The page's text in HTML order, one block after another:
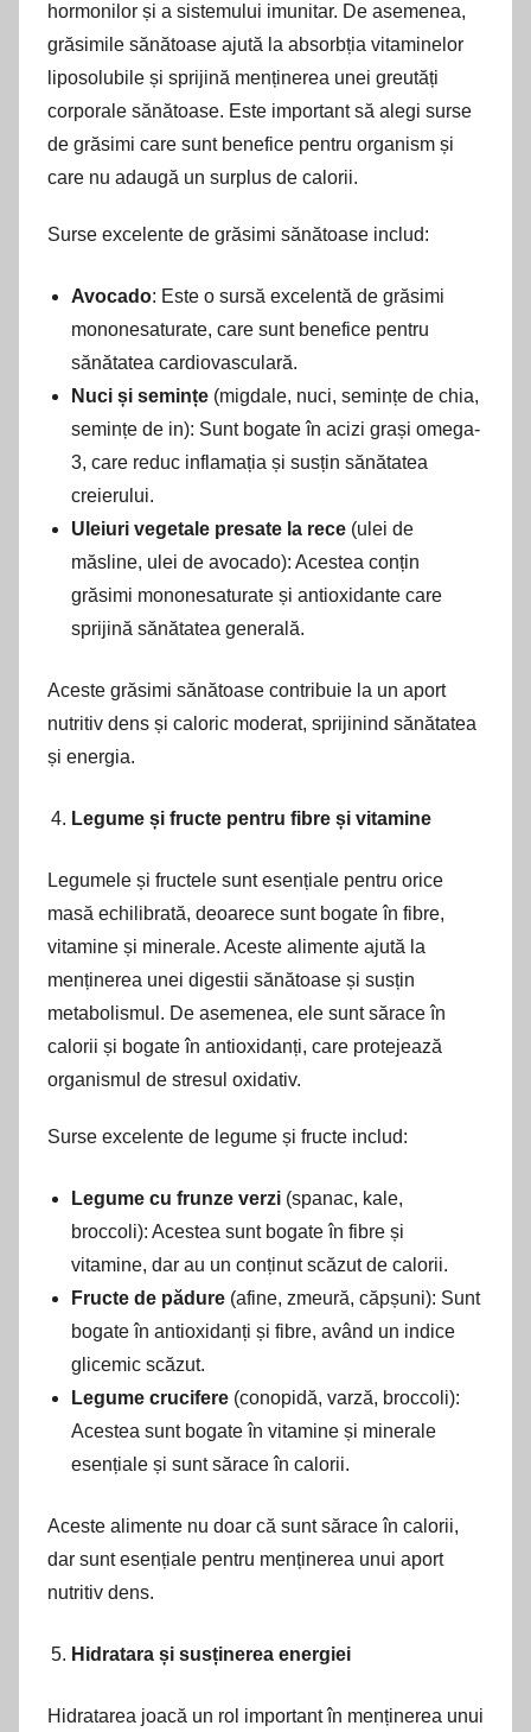
hormonilor și a sistemului imunitar. De asemenea,
grăsimile sănătoase ajută la absorbția vitaminelor
liposolubile și sprijină menținerea unei greutăți
corporale sănătoase. Este important să alegi surse
de grăsimi care sunt benefice pentru organism și
care nu adaugă un surplus de calorii.
Surse excelente de grăsimi sănătoase includ:
Avocado: Este o sursă excelentă de grăsimi
mononesaturate, care sunt benefice pentru
sănătatea cardiovasculară.
Nuci și semințe (migdale, nuci, semințe de chia,
semințe de in): Sunt bogate în acizi grași omega-
3, care reduc inflamația și susțin sănătatea
creierului.
Uleiuri vegetale presate la rece (ulei de
măsline, ulei de avocado): Acestea conțin
grăsimi mononesaturate și antioxidante care
sprijină sănătatea generală.
Aceste grăsimi sănătoase contribuie la un aport
nutritiv dens și caloric moderat, sprijinind sănătatea
și energia.
Legume și fructe pentru fibre și vitamine
Legumele și fructele sunt esențiale pentru orice
masă echilibrată, deoarece sunt bogate în fibre,
vitamine și minerale. Aceste alimente ajută la
menținerea unei digestii sănătoase și susțin
metabolismul. De asemenea, ele sunt sărace în
calorii și bogate în antioxidanți, care protejează
organismul de stresul oxidativ.
Surse excelente de legume și fructe includ:
Legume cu frunze verzi (spanac, kale,
broccoli): Acestea sunt bogate în fibre și
vitamine, dar au un conținut scăzut de calorii.
Fructe de pădure (afine, zmeură, căpșuni): Sunt
bogate în antioxidanți și fibre, având un indice
glicemic scăzut.
Legume crucifere (conopidă, varză, broccoli):
Acestea sunt bogate în vitamine și minerale
esențiale și sunt sărace în calorii.
Aceste alimente nu doar că sunt sărace în calorii,
dar sunt esențiale pentru menținerea unui aport
nutritiv dens.
Hidratara și susținerea energiei
Hidratarea joacă un rol important în menținerea unui